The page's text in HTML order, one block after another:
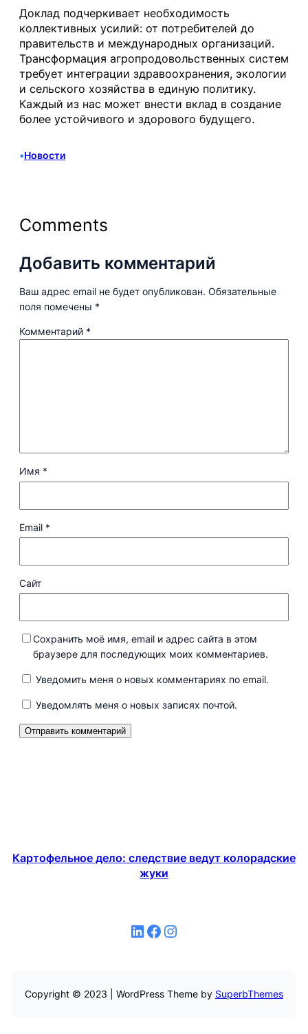
Доклад подчеркивает необходимость
коллективных усилий: от потребителей до
правительств и международных организаций.
Трансформация агропродовольственных систем
требует интеграции здравоохранения, экологии
и сельского хозяйства в единую политику.
Каждый из нас может внести вклад в создание
более устойчивого и здорового будущего.
•Новости
Comments
Добавить комментарий
Ваш адрес email не будет опубликован. Обязательные
поля помечены *
Комментарий *
Имя *
Email *
Сайт
Сохранить моё имя, email и адрес сайта в этом
браузере для последующих моих комментариев.
Уведомить меня о новых комментариях по email.
Уведомлять меня о новых записях почтой.
Картофельное дело: следствие ведут колорадские
жуки
LinkedIn Facebook Instagram
Copyright © 2023 | WordPress Theme by SuperbThemes